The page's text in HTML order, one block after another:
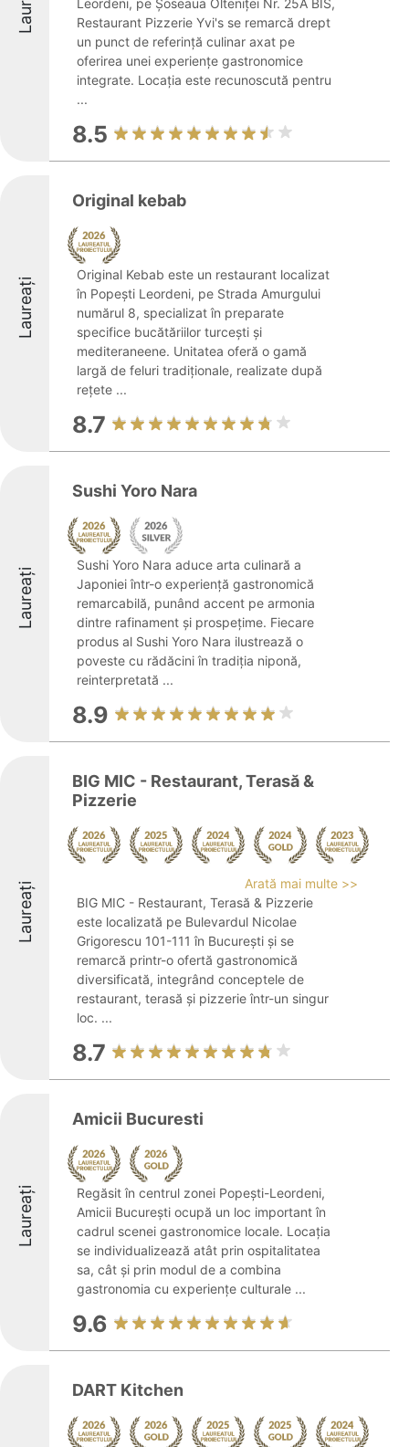
Leordeni, pe Șoseaua Olteniței Nr. 25A BIS,
Restaurant Pizzerie Yvi's se remarcă drept
un punct de referință culinar axat pe
oferirea unei experiențe gastronomice
integrate. Locația este recunoscută pentru
...
8.5
Laureați
Original kebab
Original Kebab este un restaurant localizat
în Popești Leordeni, pe Strada Amurgului
numărul 8, specializat în preparate
specifice bucătăriilor turcești și
mediteraneene. Unitatea oferă o gamă
largă de feluri tradiționale, realizate după
rețete ...
8.7
Laureați
Sushi Yoro Nara
Sushi Yoro Nara aduce arta culinară a
Japoniei într-o experiență gastronomică
remarcabilă, punând accent pe armonia
dintre rafinament și prospețime. Fiecare
produs al Sushi Yoro Nara ilustrează o
poveste cu rădăcini în tradiția niponă,
reinterpretată ...
8.9
Laureați
BIG MIC - Restaurant, Terasă &
Pizzerie
Arată mai multe >>
BIG MIC - Restaurant, Terasă & Pizzerie
este localizată pe Bulevardul Nicolae
Grigorescu 101-111 în București și se
remarcă printr-o ofertă gastronomică
diversificată, integrând conceptele de
restaurant, terasă și pizzerie într-un singur
loc. ...
8.7
Laureați
Amicii Bucuresti
Regăsit în centrul zonei Popești-Leordeni,
Amicii București ocupă un loc important în
cadrul scenei gastronomice locale. Locația
se individualizează atât prin ospitalitatea
sa, cât și prin modul de a combina
gastronomia cu experiențe culturale ...
9.6
DART Kitchen